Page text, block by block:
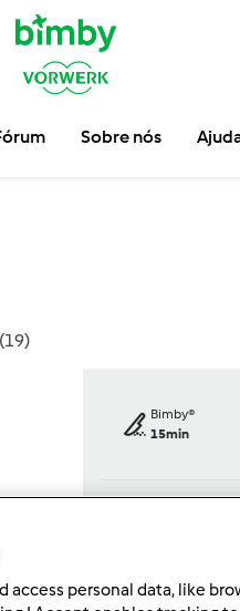
Sobre nós
(19)
Bimby®
15min
access personal data, like